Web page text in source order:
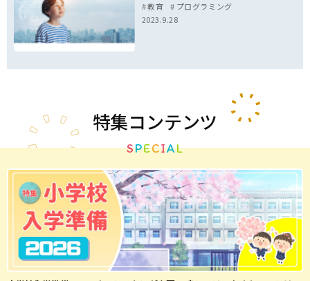
教育
プログラミング
2023.9.28
特集コンテンツ
SPECIAL